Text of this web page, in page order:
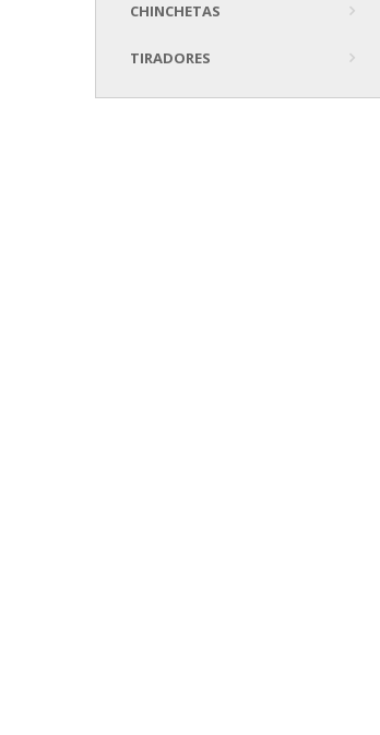
CHINCHETAS
TIRADORES